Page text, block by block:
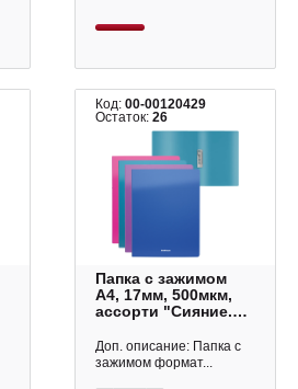
Код:00-00120429
Остаток:26
Папка с зажимом
А4, 17мм, 500мкм,
ассорти "Сияние.
Krause
Доп. описание: Папка с
зажимом формат...